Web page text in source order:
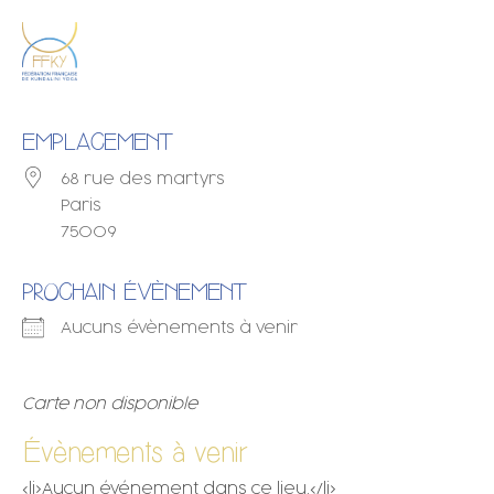
EMPLACEMENT
68 rue des martyrs
Paris
75009
PROCHAIN ÉVÈNEMENT
Aucuns évènements à venir
Carte non disponible
Évènements à venir
<li>Aucun événement dans ce lieu.</li>